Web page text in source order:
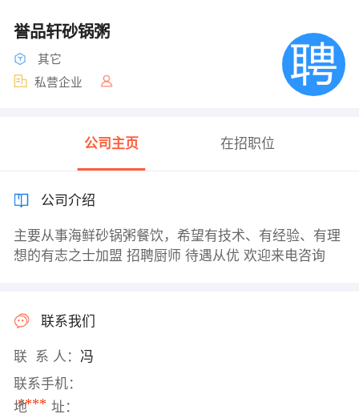
誉品轩砂锅粥
其它
私营企业
公司主页 在招职位
公司介绍
主要从事海鲜砂锅粥餐饮，希望有技术、有经验、有理
想的有志之士加盟 招聘厨师 待遇从优 欢迎来电咨询
联系我们
联 系 人： 冯
联系手机：
****
地 址：